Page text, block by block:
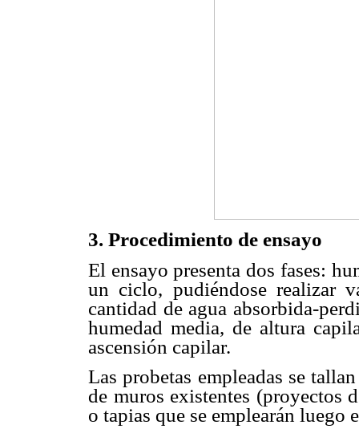
3. Procedimiento de ensayo
El ensayo presenta dos fases:
un ciclo, pudiéndose realizar
cantidad de agua absorbida-
humedad media, de altura
ascensión capilar.
Las probetas empleadas se
de muros existentes (proyectos
o tapias que se emplearán luego